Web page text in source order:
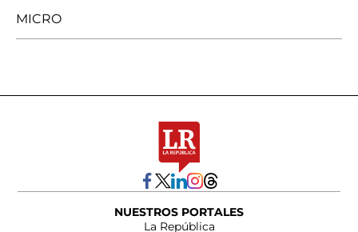
MICRO
NUESTROS PORTALES
La República